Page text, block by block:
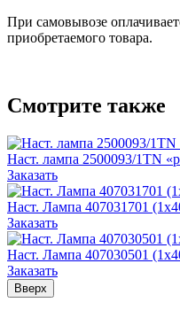
При самовывозе
приобретаемого товара.
Смотрите также
Наст. лампа 2500093/1TN
Заказать
Наст. Лампа 407031701
Заказать
Наст. Лампа 407030501
Заказать
Вверх